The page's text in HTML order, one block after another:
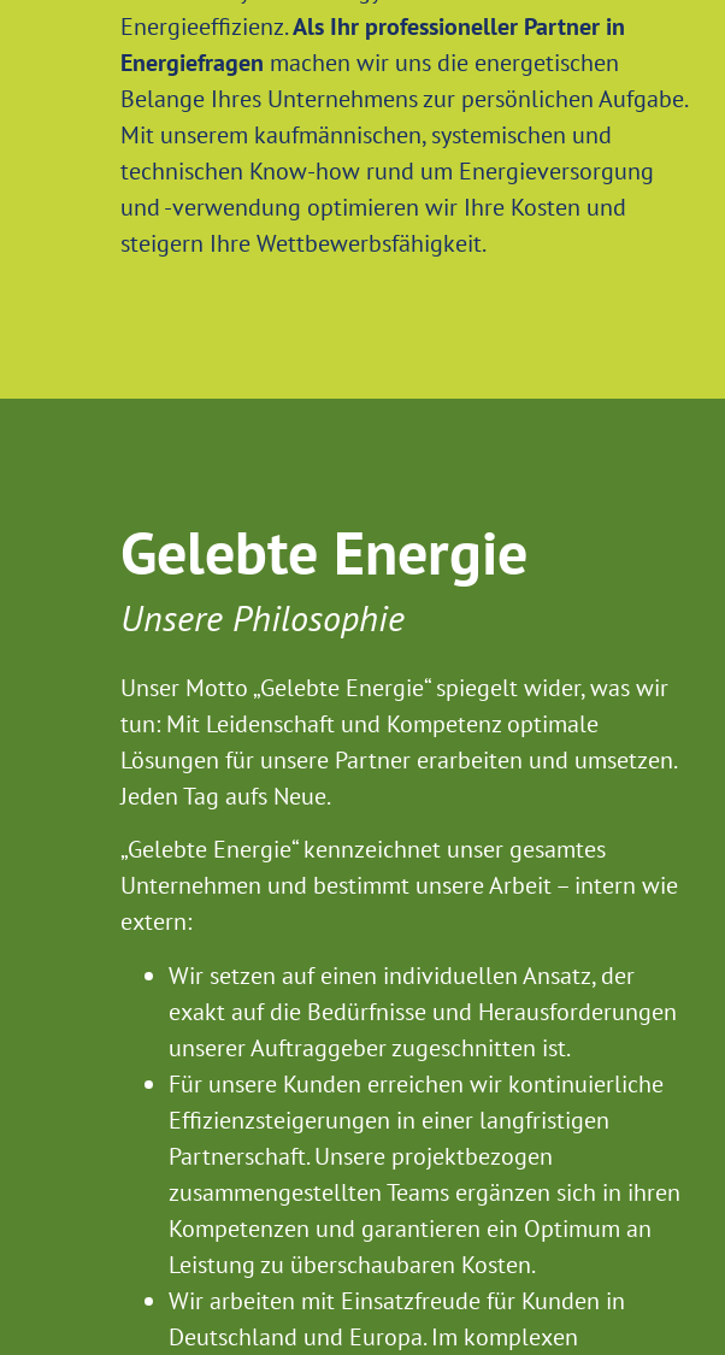
Energieeffizienz.Als Ihr professioneller Partner in
Energiefragen machen wir uns die energetischen
Belange Ihres Unternehmens zur persönlichen Aufgabe.
Mit unserem kaufmännischen, systemischen und
technischen Know-how rund um Energieversorgung
und -verwendung optimieren wir Ihre Kosten und
steigern Ihre Wettbewerbsfähigkeit.
Gelebte Energie
Unsere Philosophie
Unser Motto „Gelebte Energie“ spiegelt wider, was wir
tun: Mit Leidenschaft und Kompetenz optimale
Lösungen für unsere Partner erarbeiten und umsetzen.
Jeden Tag aufs Neue.
„Gelebte Energie“ kennzeichnet unser gesamtes
Unternehmen und bestimmt unsere Arbeit – intern wie
extern:
Wir setzen auf einen individuellen Ansatz, der
exakt auf die Bedürfnisse und Herausforderungen
unserer Auftraggeber zugeschnitten ist.
Für unsere Kunden erreichen wir kontinuierliche
Effizienzsteigerungen in einer langfristigen
Partnerschaft. Unsere projektbezogen
zusammengestellten Teams ergänzen sich in ihren
Kompetenzen und garantieren ein Optimum an
Leistung zu überschaubaren Kosten.
Wir arbeiten mit Einsatzfreude für Kunden in
Deutschland und Europa. Im komplexen